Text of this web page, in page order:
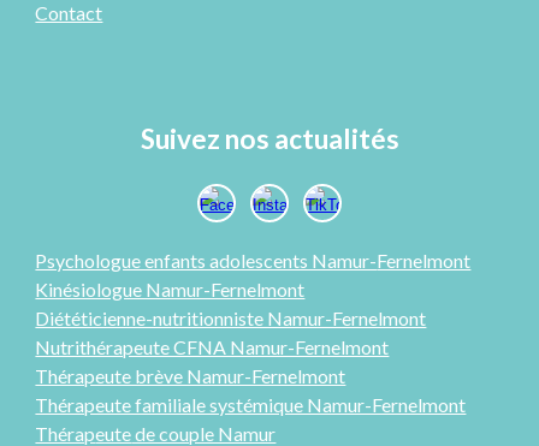
Contact
Suivez nos actualités
Psychologue enfants adolescents Namur-Fernelmont
Kinésiologue Namur-Fernelmont
Diététicienne-nutritionniste Namur-Fernelmont
Nutrithérapeute CFNA Namur-Fernelmont
Thérapeute brève Namur-Fernelmont
Thérapeute familiale systémique Namur-Fernelmont
Thérapeutede couple Namur